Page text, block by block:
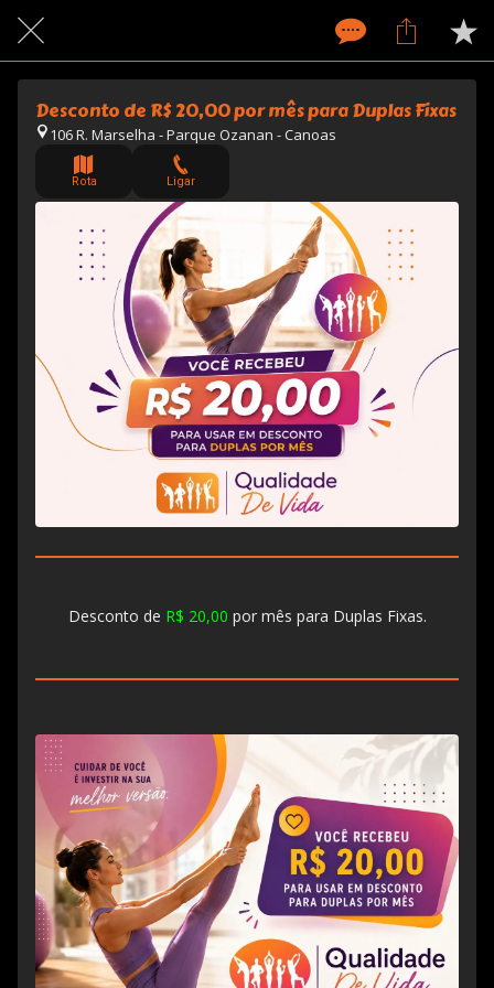
Desconto de R$ 20,00 por mês para Duplas Fixas
106 R. Marselha - Parque Ozanan - Canoas
Rota Ligar
Desconto de R$ 20,00 por mês para Duplas Fixas.